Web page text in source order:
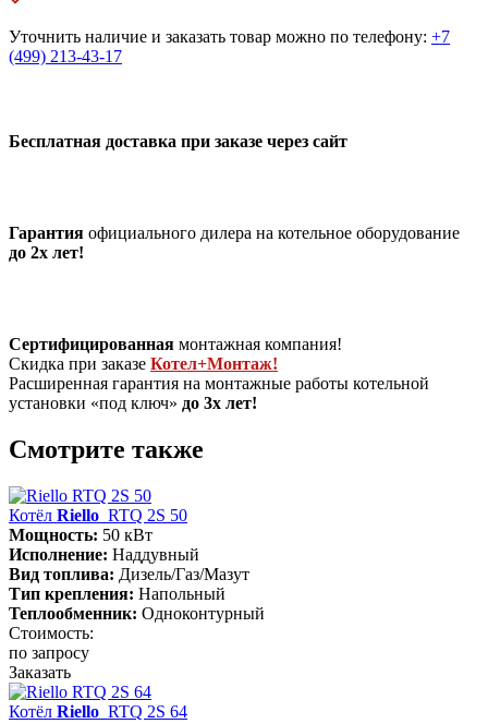
Уточнить наличие и заказать товар можно по телефону: +7
(499) 213-43-17
Бесплатная доставка при заказе через сайт
Гарантия официального дилера на котельное оборудование
до 2х лет!
Сертифицированная монтажная компания!
Скидка при заказе Котел+Монтаж!
Расширенная гарантия на монтажные работы котельной
установки «под ключ» до 3х лет!
Смотрите также
Котёл Riello RTQ 2S 50
Мощность: 50 кВт
Исполнение: Наддувный
Вид топлива: Дизель/Газ/Мазут
Тип крепления: Напольный
Теплообменник: Одноконтурный
Стоимость:
по запросу
Заказать
Котёл Riello RTQ 2S 64